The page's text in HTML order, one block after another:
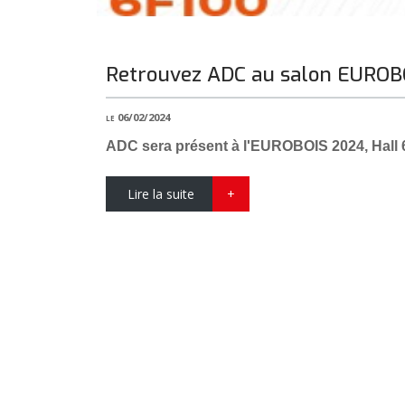
Retrouvez ADC au salon
le 06/02/2024
ADC sera présent à l'EUROBOIS 2024, Hall
Lire la suite